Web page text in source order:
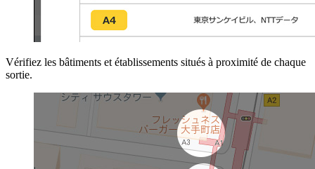
Vérifiez les bâtiments et établissements situés à proximité de chaque
sortie.